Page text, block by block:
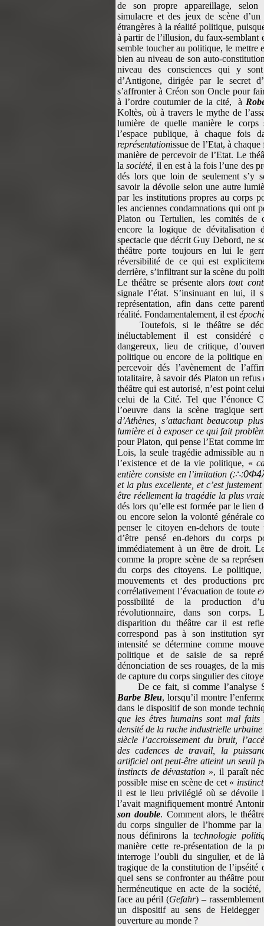
de son propre appareillage,
simulacre et des jeux de scène
étrangères à la réalité politique,
à partir de l’illusion, du faux-semblant
semble toucher au politique, le mettre
bien au niveau de son auto-
niveau des consciences qui y
d’Antigone, dirigée par le secret
s’affronter à Créon son Oncle pour
à l’ordre coutumier de la cité, à
Koltès, où à travers le mythe de
lumière de quelle manière le corps
l’espace publique, à chaque fois
représentationissue de l’Etat, à
manière de percevoir de l’Etat. Le
lasociété, il en est à la fois l’une des
dés lors que loin de seulement s’y
savoir la dévoile selon une autre
par les institutions propres au corps
les anciennes condamnations qui ont
Platon ou Tertulien, les comités de
encore la logique de dévitalisation
spectacle que décrit Guy Debord, ne
théâtre porte toujours en lui le
réversibilité de ce qui est
derrière, s’infiltrant sur la scène du
Le théâtre se présente alorstout
signale l’état. S’insinuant en lui, il
représentation, afin dans cette
réalité. Fondamentalement, il est
Toutefois, si le théâtre se
inéluctablement il est considéré
dangereux, lieu de critique,
politique ou encore de la politique
percevoir dés l’avènement de
totalitaire, à savoir dés Platon un refus
théâtre qui est autorisé, n’est point
celui de la Cité. Tel que l’énonce
l’oeuvre dans la scène tragique
d’Athènes, s’attachant beaucoup
lumière et à exposer ce qui fait
pour Platon, qui pense l’Etat comme
Lois, la seule tragédie admissible au
l’existence et de la vie politique, «
entière consiste en l’imitation (:∴
et la plus excellente, et c’est
être réellement la tragédie la plus
dés lors qu’elle est formée par le lien
ou encore selon la volonté générale
penser le citoyen en-dehors de
d’être pensé en-dehors du corps
immédiatement à un être de droit.
comme la propre scène de sa
du corps des citoyens. Le
mouvements et des productions
corrélativement l’évacuation de toute
possibilité de la production
révolutionnaire, dans son corps.
disparition du théâtre car il est
correspond pas à son institution
intensité se détermine comme
politique et de saisie de sa
dénonciation de ses rouages, de la
de capture du corps singulier des
De ce fait, si comme l’analyse
Barbe Bleu, lorsqu’il montre
dans le dispositif de son monde
que les êtres humains sont mal faits
densité de la ruche industrielle urbaine
siècle l’accroissement du bruit,
des cadences de travail, la
artificiel ont peut-être atteint un seuil
instincts de dévastation », il paraît
possible mise en scène de cet « instinct
il est le lieu privilégié où se dévoile
l’avait magnifiquement montré
son double. Comment alors, le
du corps singulier de l’homme par
nous définirons latechnologie
manière cette re-présentation de la
interroge l’oubli du singulier, et de
tragique de la constitution de
quel sens se confronter au théâtre
herméneutique en acte de la
face au péril (Gefahr) –
un dispositif au sens de
ouverture au monde ?